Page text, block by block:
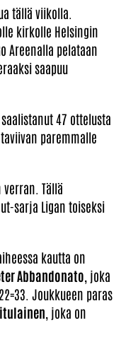
tällä viikolla.
kirkolle Helsingin
Areenalla pelataan
saapuu
47 ottelusta
paremmalle
Tällä
sarja Ligan toiseksi
kautta on
Abbandonato , joka
Joukkueen paras
, joka on